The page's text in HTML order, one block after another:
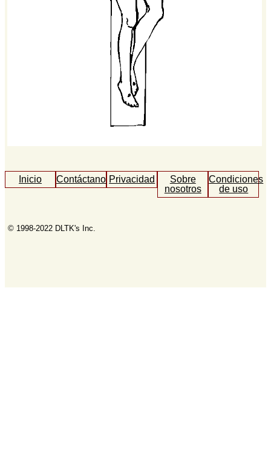
Inicio ContáctanosPrivacidad
Sobre
nosotros
Condiciones
de uso
© 1998-2022 DLTK's Inc.